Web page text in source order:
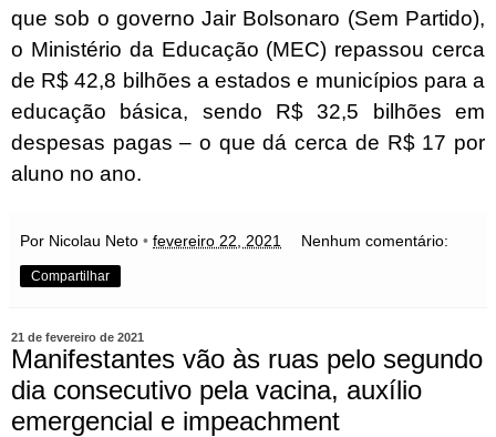
que sob o governo Jair Bolsonaro (Sem Partido),
o Ministério da Educação (MEC) repassou cerca
de R$ 42,8 bilhões a estados e municípios para a
educação básica, sendo R$ 32,5 bilhões em
despesas pagas – o que dá cerca de R$ 17 por
aluno no ano.
Por Nicolau Neto • fevereiro 22, 2021 Nenhum comentário:
Compartilhar
21 de fevereiro de 2021
Manifestantes vão às ruas pelo segundo
dia consecutivo pela vacina, auxílio
emergencial e impeachment